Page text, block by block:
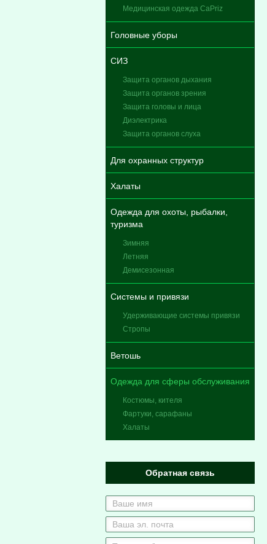
Медицинская одежда CaPriz
Головные уборы
СИЗ
Защита органов дыхания
Защита органов зрения
Защита головы и лица
Диэлектрика
Защита органов слуха
Для охранных структур
Халаты
Одежда для охоты, рыбалки,
туризма
Зимняя
Летняя
Демисезонная
Системы и привязи
Удерживающие системы привязи
Стропы
Ветошь
Одежда для сферы обслуживания
Костюмы, кителя
Фартуки, сарафаны
Халаты
Обратная связь